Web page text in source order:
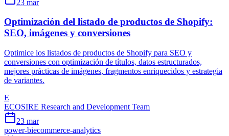
23 mar
Optimización del listado de productos de Shopify:
SEO, imágenes y conversiones
Optimice los listados de productos de Shopify para SEO y
conversiones con optimización de títulos, datos estructurados,
mejores prácticas de imágenes, fragmentos enriquecidos y estrategia
de variantes.
E
ECOSIRE Research and Development Team
23 mar
power-biecommerce-analytics